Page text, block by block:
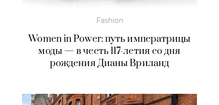
Fashion
Women in Power: путь императрицы
моды — в честь 117-летия со дня
рождения Дианы Вриланд